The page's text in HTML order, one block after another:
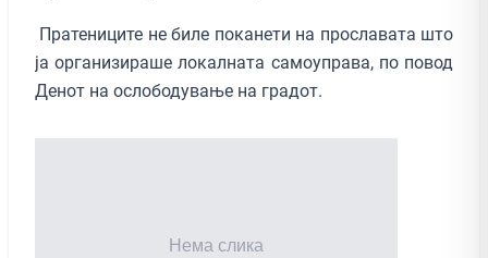
Пратениците не биле поканети на прославата што
ја организираше локалната самоуправа, по повод
Денот на ослободување на градот.